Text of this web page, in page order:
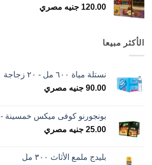
120.00 جنيه مصري
الأكثر مبيعا
نستلة مياة ٦٠٠ مل - ٢٠ زجاجة
90.00 جنيه مصري
بونجورنو كوفى ميكس خمسينة - ١٢ كيس
25.00 جنيه مصري
بليدج ملمع الأثاث ٣٠٠ مل